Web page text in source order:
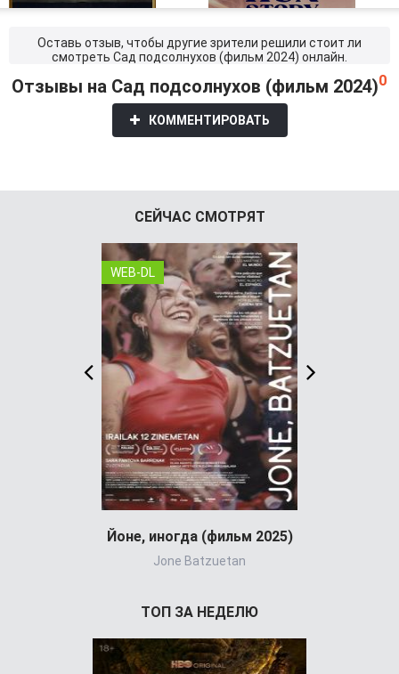
Оставь отзыв, чтобы другие зрители решили стоит ли
смотреть Сад подсолнухов (фильм 2024) онлайн.
Отзывы на Сад подсолнухов (фильм 2024)0
КОММЕНТИРОВАТЬ
СЕЙЧАС СМОТРЯТ
WEB-DL
Йоне, иногда (фильм 2025)
Jone Batzuetan
ТОП ЗА НЕДЕЛЮ